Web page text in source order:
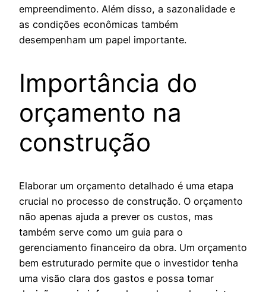
empreendimento. Além disso, a sazonalidade e
as condições econômicas também
desempenham um papel importante.
Importância do
orçamento na
construção
Elaborar um orçamento detalhado é uma etapa
crucial no processo de construção. O orçamento
não apenas ajuda a prever os custos, mas
também serve como um guia para o
gerenciamento financeiro da obra. Um orçamento
bem estruturado permite que o investidor tenha
uma visão clara dos gastos e possa tomar